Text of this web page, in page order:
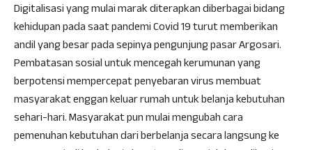
Digitalisasi yang mulai marak diterapkan diberbagai bidang
kehidupan pada saat pandemi Covid 19 turut memberikan
andil yang besar pada sepinya pengunjung pasar Argosari.
Pembatasan sosial untuk mencegah kerumunan yang
berpotensi mempercepat penyebaran virus membuat
masyarakat enggan keluar rumah untuk belanja kebutuhan
sehari-hari. Masyarakat pun mulai mengubah cara
pemenuhan kebutuhan dari berbelanja secara langsung ke